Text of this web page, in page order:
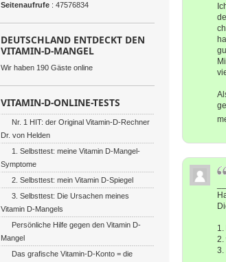
2.
3.
Seitenaufrufe : 47576834
DEUTSCHLAND ENTDECKT DEN
VITAMIN-D-MANGEL
Wir haben 190 Gäste online
VITAMIN-D-ONLINE-TESTS
Nr. 1 HIT: der Original Vitamin-D-Rechner
Dr. von Helden
1. Selbsttest: meine Vitamin D-Mangel-
Symptome
2. Selbsttest: mein Vitamin D-Spiegel
3. Selbsttest: Die Ursachen meines
Vitamin D-Mangels
Persönliche Hilfe gegen den Vitamin D-
Mangel
Das grafische Vitamin-D-Konto = die